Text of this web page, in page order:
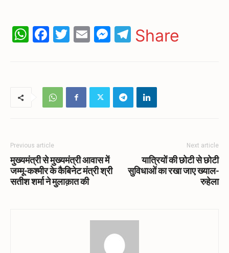
WhatsApp
Facebook
Twitter
EmailMessenger
Telegram
Share
Previous article
मुख्यमंत्री से मुख्यमंत्री आवास में
जम्मू-कश्मीर के कैबिनेट मंत्री श्री
सतीश शर्मा ने मुलाक़ात की
Next article
यात्रियों की छोटी से छोटी
सुविधाओं का रखा जाए ख्याल-
रुहेला